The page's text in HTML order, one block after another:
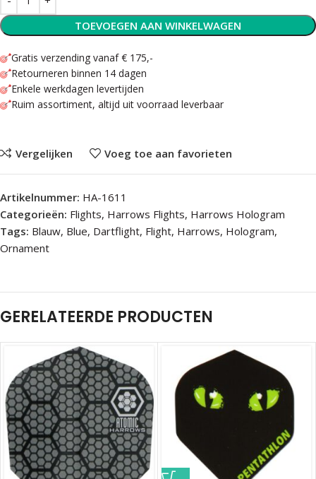
TOEVOEGEN AAN WINKELWAGEN
Gratis verzending vanaf € 175,-
Retourneren binnen 14 dagen
Enkele werkdagen levertijden
Ruim assortiment, altijd uit voorraad leverbaar
Vergelijken Voeg toe aan favorieten
Artikelnummer: HA-1611
Categorieën: Flights, Harrows Flights, Harrows Hologram
Tags: Blauw, Blue, Dartflight, Flight, Harrows, Hologram,
Ornament
GERELATEERDE PRODUCTEN